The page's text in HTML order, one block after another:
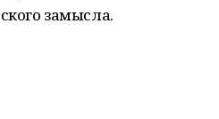
замысла.